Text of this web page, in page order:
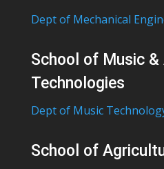
Dept of Mechanical
School of Music &
Technologies
Dept of Music
School of